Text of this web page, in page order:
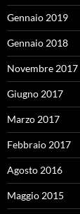
Gennaio 2019
Gennaio 2018
Novembre 2017
Giugno 2017
Marzo 2017
Febbraio 2017
Agosto 2016
Maggio 2015